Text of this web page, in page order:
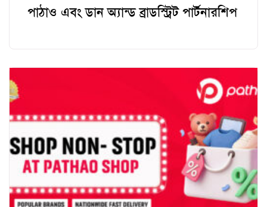
পাঠাও এবং ডান অ্যান্ড ব্রাডস্ট্রিট পার্টনারশিপ